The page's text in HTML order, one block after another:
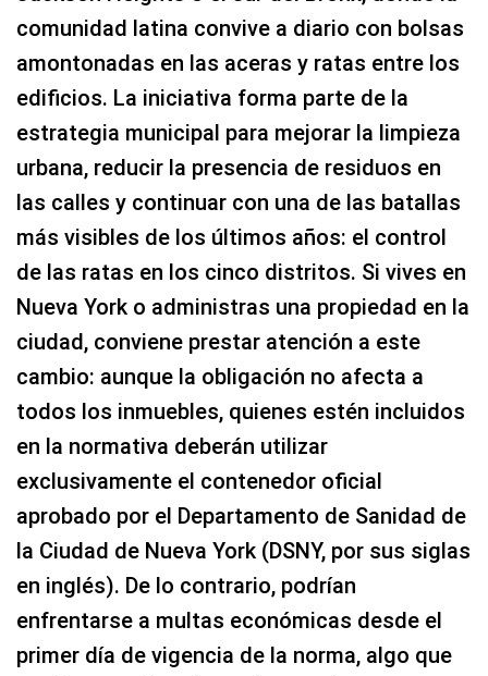
comunidad latina convive a diario con bolsas
amontonadas en las aceras y ratas entre los
edificios. La iniciativa forma parte de la
estrategia municipal para mejorar la limpieza
urbana, reducir la presencia de residuos en
las calles y continuar con una de las batallas
más visibles de los últimos años: el control
de las ratas en los cinco distritos. Si vives en
Nueva York o administras una propiedad en la
ciudad, conviene prestar atención a este
cambio: aunque la obligación no afecta a
todos los inmuebles, quienes estén incluidos
en la normativa deberán utilizar
exclusivamente el contenedor oficial
aprobado por el Departamento de Sanidad de
la Ciudad de Nueva York (DSNY, por sus siglas
en inglés). De lo contrario, podrían
enfrentarse a multas económicas desde el
primer día de vigencia de la norma, algo que